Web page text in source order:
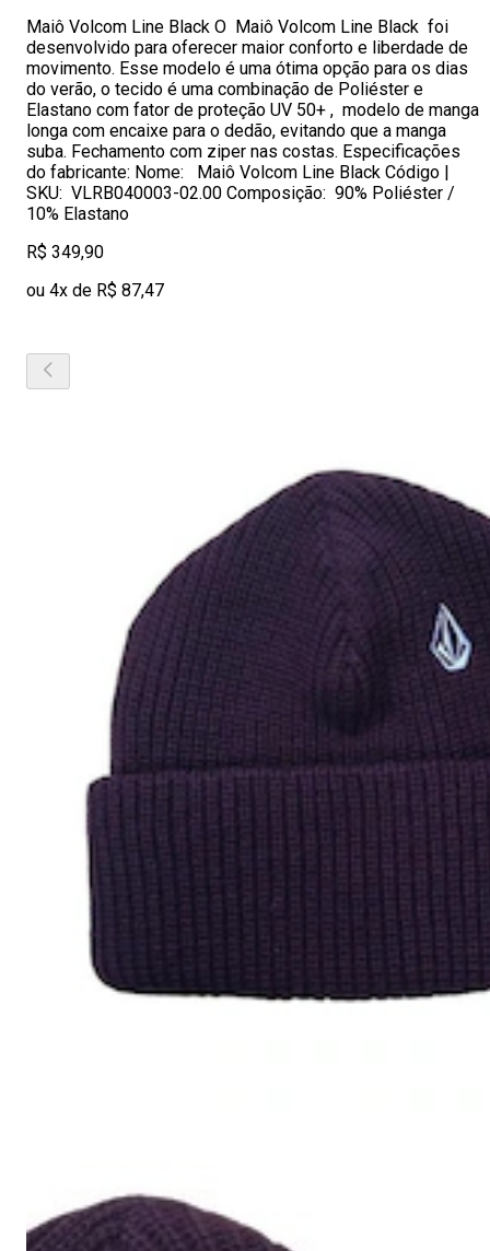
Maiô Volcom Line Black O Maiô Volcom Line Black foi
desenvolvido para oferecer maior conforto e liberdade de
movimento. Esse modelo é uma ótima opção para os dias
do verão, o tecido é uma combinação de Poliéster e
Elastano com fator de proteção UV 50+ , modelo de manga
longa com encaixe para o dedão, evitando que a manga
suba. Fechamento com ziper nas costas. Especificações
do fabricante: Nome: Maiô Volcom Line Black Código |
SKU: VLRB040003-02.00 Composição: 90% Poliéster /
10% Elastano
R$ 349,90
ou 4x de R$ 87,47